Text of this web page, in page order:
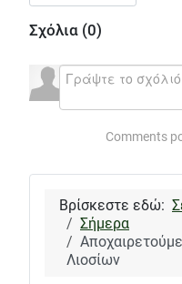
Σχόλια (0)
Comments
Βρίσκεστε εδώ:
Σήμερα
Λιοσίων